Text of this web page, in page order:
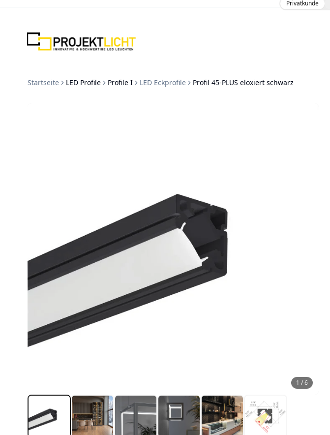
Zum Inhalt springen Privatkunde
Startseite LED Profile Profile I LED Eckprofile Profil 45-PLUS eloxiert schwarz
1 /6